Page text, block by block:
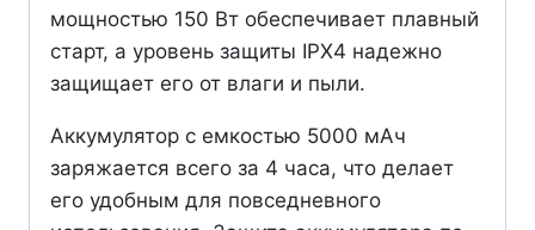
мощностью 150 Вт обеспечивает плавный
старт, а уровень защиты IPX4 надежно
защищает его от влаги и пыли.
Аккумулятор с емкостью 5000 мАч
заряжается всего за 4 часа, что делает
его удобным для повседневного